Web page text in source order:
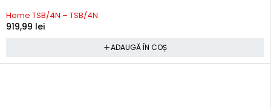
Home TSB/4N – TSB/4N
919,99 lei
ADAUGĂ ÎN COȘ